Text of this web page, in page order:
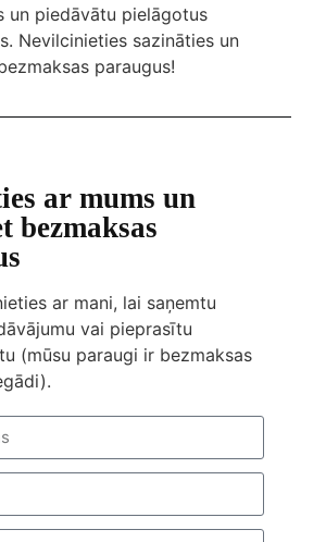
un piedāvātu pielāgotus
Nevilcinieties sazināties un
paraugus!
ar mums un
bezmaksas
ar mani, lai saņemtu
vai pieprasītu
(mūsu paraugi ir bezmaksas